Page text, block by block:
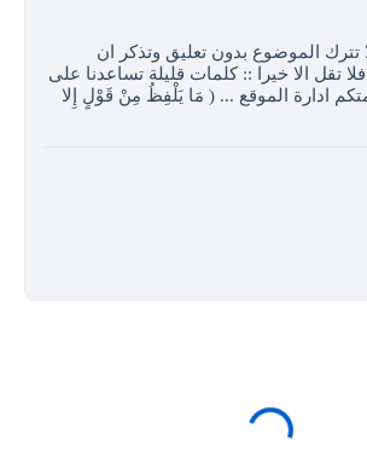
تترك الموضوع بدون تعليق وتذكر ان
تقل الا خيرا :: كلمات قليلة تساعدنا على
ادارة الموقع ... ( مَا يَلْفِظُ مِنْ قَوْلٍ إِلا